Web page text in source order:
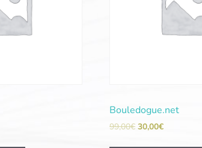
Bouledogue.net
99,00€ 30,00€